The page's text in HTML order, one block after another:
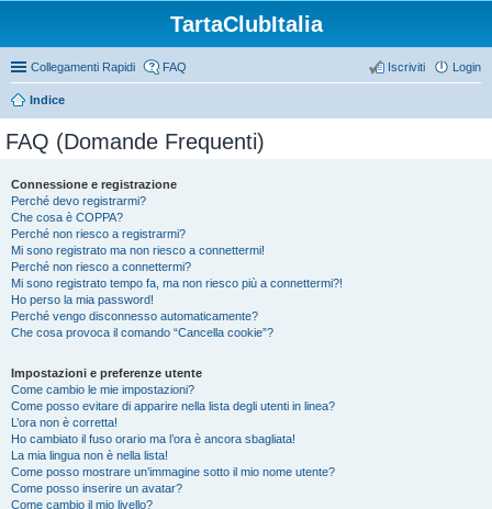
TartaClubItalia
Collegamenti Rapidi FAQ Login
Iscriviti
Indice
FAQ (Domande Frequenti)
Connessione e registrazione
Perché devo registrarmi?
Che cosa è COPPA?
Perché non riesco a registrarmi?
Mi sono registrato ma non riesco a connettermi!
Perché non riesco a connettermi?
Mi sono registrato tempo fa, ma non riesco più a connettermi?!
Ho perso la mia password!
Perché vengo disconnesso automaticamente?
Che cosa provoca il comando “Cancella cookie”?
Impostazioni e preferenze utente
Come cambio le mie impostazioni?
Come posso evitare di apparire nella lista degli utenti in linea?
L’ora non è corretta!
Ho cambiato il fuso orario ma l’ora è ancora sbagliata!
La mia lingua non è nella lista!
Come posso mostrare un’immagine sotto il mio nome utente?
Come posso inserire un avatar?
Come cambio il mio livello?